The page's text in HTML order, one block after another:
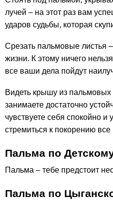
лучей – на этот раз вам
ударов судьбы, которая
Срезать пальмовые листья
жизни. К этому ничего
все ваши дела пойдут
Видеть крышу из
занимаете достаточно
чувствуете себя спокойно и
стремиться к покорению
Пальма по
Пальма – тебе предстоит
Пальма по